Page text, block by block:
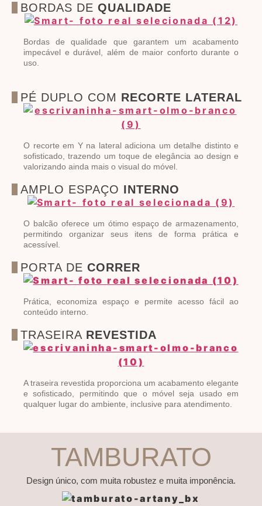
BORDAS DE QUALIDADE
Bordas de qualidade que garantem um acabamento
impecável e durável, além de maior conforto durante o
uso.
PÉ DUPLO COM RECORTE LATERAL
O recorte em Y na lateral adiciona um detalhe distinto e
sofisticado, trazendo um toque de elegância ao design e
valorizando ainda mais o visual do móvel.
AMPLO ESPAÇO INTERNO
O balcão oferece um ótimo espaço de armazenamento,
permitindo organizar seus itens de forma prática e
acessível.
PORTA DE CORRER
Prática, economiza espaço e permite acesso fácil ao
conteúdo interno.
TRASEIRA REVESTIDA
A traseira revestida proporciona um acabamento elegante
e sofisticado, permitindo que o móvel seja usado em
qualquer lugar do ambiente, inclusive para atendimento.
TAMBURATO
Design único, com muita robustez e muita imponência.